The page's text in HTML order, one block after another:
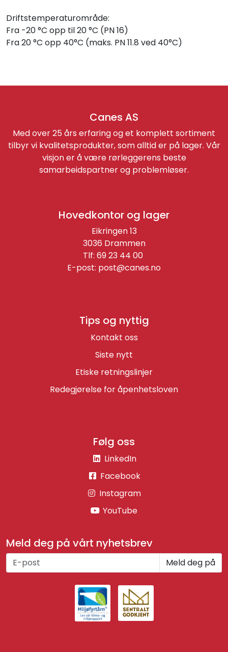
Driftstemperaturområde:
Fra -20 °C opp til 20 °C (PN 16)
Fra 20 °C opp 40°C (maks. PN 11.8 ved 40°C)
Canes AS
Med over 25 års erfaring og et komplett sortiment
tilbyr vi kvalitetsprodukter, som alltid er på lager. Vår
visjon er å være rørleggerens beste
samarbeidspartner og problemløser.
Meld deg på vårt nyhetsbrev
Meld deg på
Tips og nyttig
Kontakt oss
Siste nytt
Etiske retningslinjer
Redegjørelse for åpenhetsloven
Følg oss
LinkedIn
Facebook
Instagram
YouTube
Hovedkontor og lager
Eikringen 13
3036 Drammen
Tlf: 69 23 44 00
E-post: post@canes.no